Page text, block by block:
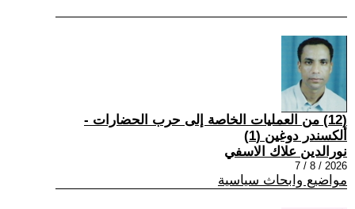
(12) من العمليات الخاصة إلى حرب الحضارات -
ألكسندر دوغين (1)
نورالدين علاك الاسفي
2026 / 8 / 7
مواضيع وابحاث سياسية